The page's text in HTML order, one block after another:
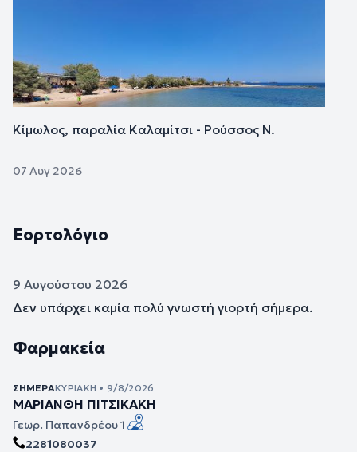
Κίμωλος, παραλία Καλαμίτσι - Ρούσσος Ν.
07 Αυγ 2026
Εορτολόγιο
9 Αυγούστου 2026
Δεν υπάρχει καμία πολύ γνωστή γιορτή σήμερα.
Φαρμακεία
ΣΉΜΕΡΑΚΥΡΙΑΚΉ • 9/8/2026
ΜΑΡΙΑΝΘΗ ΠΙΤΣΙΚΑΚΗ
Γεωρ. Παπανδρέου 1
2281080037